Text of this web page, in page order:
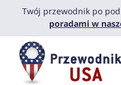
PrzejdźTwój przewodnik po
poradami w